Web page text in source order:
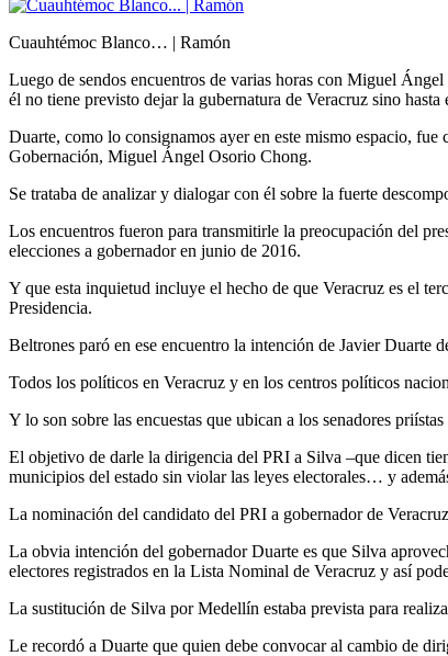
Cuauhtémoc Blanco… | Ramón
Luego de sendos encuentros de varias horas con Miguel
él no tiene previsto dejar la gubernatura de Veracruz sino
Duarte, como lo consignamos ayer en este mismo espacio,
Gobernación, Miguel Ángel Osorio Chong.
Se trataba de analizar y dialogar con él sobre la fuerte
Los encuentros fueron para transmitirle la preocupación del
elecciones a gobernador en junio de 2016.
Y que esta inquietud incluye el hecho de que Veracruz es el
Presidencia.
Beltrones paró en ese encuentro la intención de Javier
Todos los políticos en Veracruz y en los centros políticos
Y lo son sobre las encuestas que ubican a los senadores
El objetivo de darle la dirigencia del PRI a Silva –que dicen
municipios del estado sin violar las leyes electorales… y
La nominación del candidato del PRI a gobernador de
La obvia intención del gobernador Duarte es que Silva
electores registrados en la Lista Nominal de Veracruz y así
La sustitución de Silva por Medellín estaba prevista para
Le recordó a Duarte que quien debe convocar al cambio de